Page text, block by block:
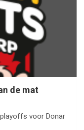
de mat
playoffs voor Donar